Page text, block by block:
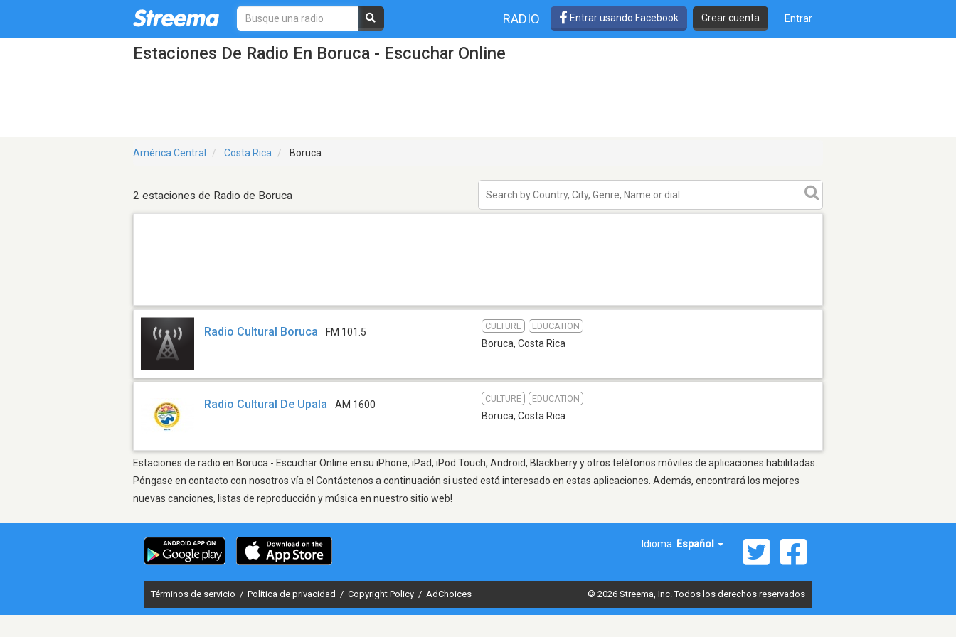
RADIO Entrar usando Facebook Crear cuenta Entrar
Estaciones De Radio En Boruca - Escuchar Online
América Central Costa Rica Boruca
2 estaciones de Radio de Boruca
Radio Cultural Boruca FM 101.5
CULTURE EDUCATION
Boruca, Costa Rica
Radio Cultural De Upala AM 1600
CULTURE EDUCATION
Boruca, Costa Rica
Estaciones de radio en Boruca - Escuchar Online en su iPhone, iPad, iPod Touch, Android, Blackberry y otros teléfonos móviles de aplicaciones habilitadas.
Póngase en contacto con nosotros vía el Contáctenos a continuación si usted está interesado en estas aplicaciones. Además, encontrará los mejores
nuevas canciones, listas de reproducción y música en nuestro sitio web!
Idioma: Español
Términos de servicio / Política de privacidad / Copyright Policy / AdChoices © 2026 Streema, Inc. Todos los derechos reservados